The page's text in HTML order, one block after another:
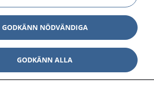
Visa
Visa
GODKÄNN NÖDVÄNDIGA
GODKÄNN ALLA